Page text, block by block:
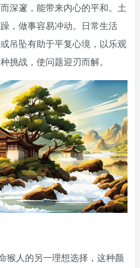
深邃，能带来内心的平和。土
，做事容易冲动。日常生活
吊坠有助于平复心境，以乐观
挑战，使问题迎刃而解。
猴人的另一理想选择，这种颜